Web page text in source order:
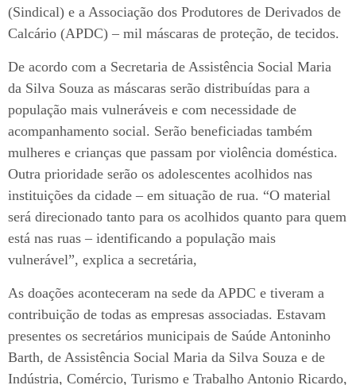
(Sindical) e a Associação dos Produtores de Derivados de
Calcário (APDC) – mil máscaras de proteção, de tecidos.
De acordo com a Secretaria de Assistência Social Maria
da Silva Souza as máscaras serão distribuídas para a
população mais vulneráveis e com necessidade de
acompanhamento social. Serão beneficiadas também
mulheres e crianças que passam por violência doméstica.
Outra prioridade serão os adolescentes acolhidos nas
instituições da cidade – em situação de rua. “O material
será direcionado tanto para os acolhidos quanto para quem
está nas ruas – identificando a população mais
vulnerável”, explica a secretária,
As doações aconteceram na sede da APDC e tiveram a
contribuição de todas as empresas associadas. Estavam
presentes os secretários municipais de Saúde Antoninho
Barth, de Assistência Social Maria da Silva Souza e de
Indústria, Comércio, Turismo e Trabalho Antonio Ricardo,